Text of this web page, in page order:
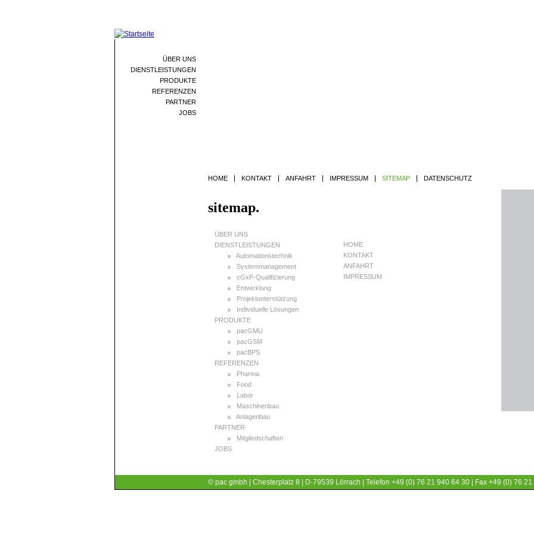
HOME KONTAKT ANFAHRT IMPRESSUM SITEMAP DATENSCHUTZ
sitemap.
ÜBER UNS
DIENSTLEISTUNGEN
Automationstechnik
Systemmanagement
cGxP-Qualifizierung
Entwicklung
Projektunterstützung
Individuelle Lösungen
PRODUKTE
pacGMU
pacGSM
pacBPS
REFERENZEN
Pharma
Food
Labor
Maschinenbau
Anlagenbau
PARTNER
Mitgliedschaften
JOBS
HOME
KONTAKT
ANFAHRT
IMPRESSUM
ÜBER UNS
DIENSTLEISTUNGEN
PRODUKTE
REFERENZEN
PARTNER
JOBS
© pac gmbh | Chesterplatz 8 | D-79539 Lörrach | Telefon +49 (0) 76 21 940 64 30 | Fax +49 (0) 76 21